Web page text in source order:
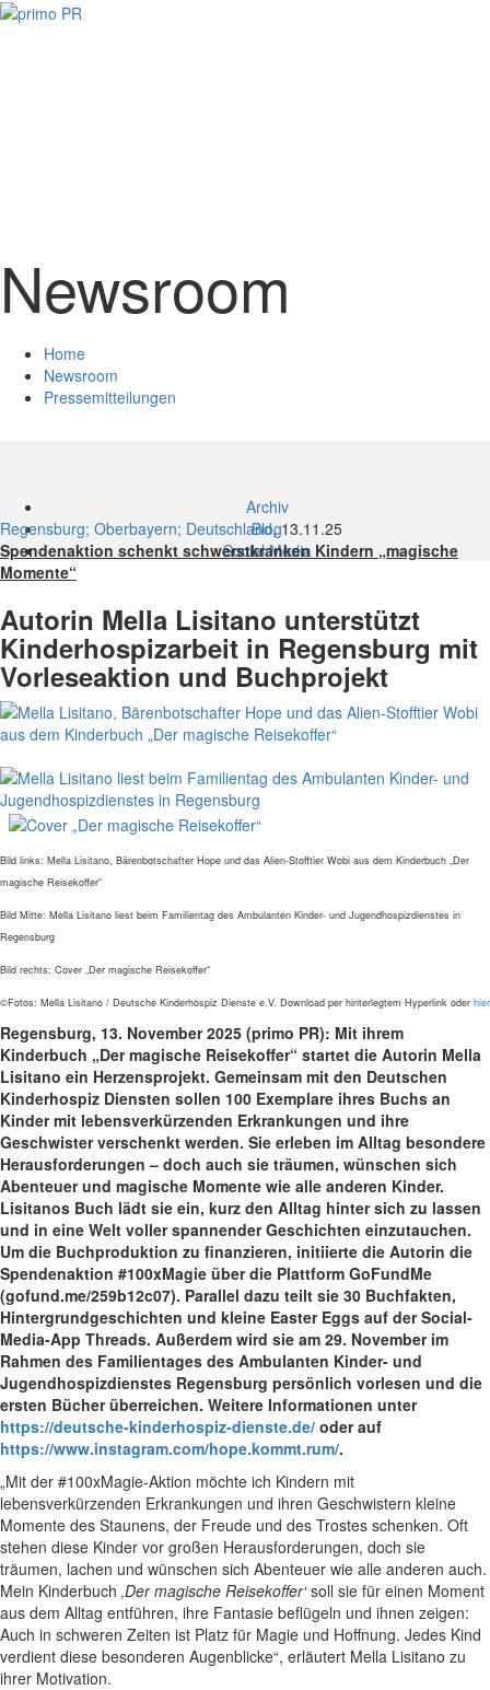
Newsroom
Home
Newsroom
Pressemitteilungen
Archiv
Blog
Social Media
Regensburg; Oberbayern; Deutschland, 13.11.25
Spendenaktion schenkt schwerstkranken Kindern „magische
Momente“
Autorin Mella Lisitano unterstützt
Kinderhospizarbeit in Regensburg mit
Vorleseaktion und Buchprojekt
Bild links: Mella Lisitano, Bärenbotschafter Hope und das Alien-Stofftier Wobi aus dem Kinderbuch „Der
magische Reisekoffer“
Bild Mitte: Mella Lisitano liest beim Familientag des Ambulanten Kinder- und Jugendhospizdienstes in
Regensburg
Bild rechts: Cover „Der magische Reisekoffer“
©Fotos: Mella Lisitano / Deutsche Kinderhospiz Dienste e.V. Download per hinterlegtem Hyperlink oder hier
Regensburg, 13. November 2025 (primo PR): Mit ihrem
Kinderbuch „Der magische Reisekoffer“ startet die Autorin Mella
Lisitano ein Herzensprojekt. Gemeinsam mit den Deutschen
Kinderhospiz Diensten sollen 100 Exemplare ihres Buchs an
Kinder mit lebensverkürzenden Erkrankungen und ihre
Geschwister verschenkt werden. Sie erleben im Alltag besondere
Herausforderungen – doch auch sie träumen, wünschen sich
Abenteuer und magische Momente wie alle anderen Kinder.
Lisitanos Buch lädt sie ein, kurz den Alltag hinter sich zu lassen
und in eine Welt voller spannender Geschichten einzutauchen.
Um die Buchproduktion zu finanzieren, initiierte die Autorin die
Spendenaktion #100xMagie über die Plattform GoFundMe
(gofund.me/259b12c07). Parallel dazu teilt sie 30 Buchfakten,
Hintergrundgeschichten und kleine Easter Eggs auf der Social-
Media-App Threads. Außerdem wird sie am 29. November im
Rahmen des Familientages des Ambulanten Kinder- und
Jugendhospizdienstes Regensburg persönlich vorlesen und die
ersten Bücher überreichen. Weitere Informationen unter
https://deutsche-kinderhospiz-dienste.de/ oder auf
https://www.instagram.com/hope.kommt.rum/.
„Mit der #100xMagie-Aktion möchte ich Kindern mit
lebensverkürzenden Erkrankungen und ihren Geschwistern kleine
Momente des Staunens, der Freude und des Trostes schenken. Oft
stehen diese Kinder vor großen Herausforderungen, doch sie
träumen, lachen und wünschen sich Abenteuer wie alle anderen auch.
Mein Kinderbuch ‚Der magische Reisekoffer‘soll sie für einen Moment
aus dem Alltag entführen, ihre Fantasie beflügeln und ihnen zeigen:
Auch in schweren Zeiten ist Platz für Magie und Hoffnung. Jedes Kind
verdient diese besonderen Augenblicke“, erläutert Mella Lisitano zu
ihrer Motivation.